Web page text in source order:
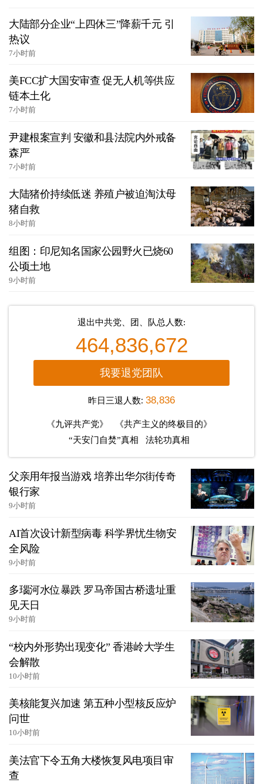
大陆部分企业“上四休三”降薪千元 引
热议
7小时前
美FCC扩大国安审查 促无人机等供应
链本土化
7小时前
尹建根案宣判 安徽和县法院内外戒备
森严
7小时前
大陆猪价持续低迷 养殖户被迫淘汰母
猪自救
8小时前
组图：印尼知名国家公园野火已烧60
公顷土地
9小时前
退出中共党、团、队总人数:
464,836,672
我要退党团队
昨日三退人数: 38,836
《九评共产党》
《共产主义的终极目的》
“天安门自焚”真相
法轮功真相
父亲用年报当游戏 培养出华尔街传奇
银行家
9小时前
AI首次设计新型病毒 科学界忧生物安
全风险
9小时前
多瑙河水位暴跌 罗马帝国古桥遗址重
见天日
9小时前
“校内外形势出现变化” 香港岭大学生
会解散
10小时前
美核能复兴加速 第五种小型核反应炉
问世
10小时前
美法官下令五角大楼恢复风电项目审
查